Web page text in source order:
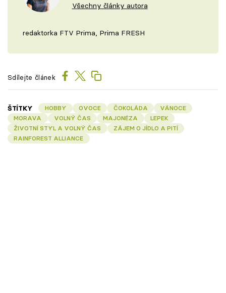
Všechny články autora
redaktorka FTV Prima, Prima FRESH
Sdílejte článek
ŠTÍTKY HOBBY OVOCE ČOKOLÁDA
VÁNOCE
MORAVA
VOLNÝ ČAS MAJONÉZA
LEPEK
ŽIVOTNÍ STYL A VOLNÝ ČAS
ZÁJEM O JÍDLO A PITÍ
RAINFOREST ALLIANCE